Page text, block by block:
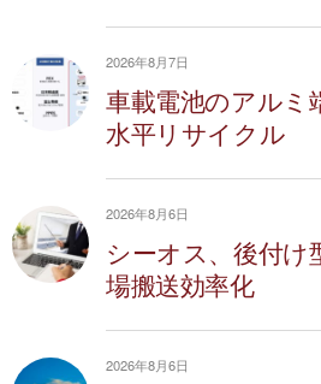
2026年8月7日
車載電池のアルミ
水平リサイクル
2026年8月6日
シーオス、後付け
場搬送効率化
2026年8月6日